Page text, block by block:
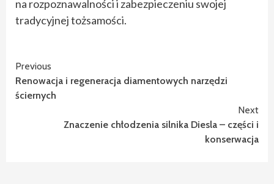
na rozpoznawalności i zabezpieczeniu swojej
tradycyjnej tożsamości.
Continue
Reading
Previous
Renowacja i regeneracja diamentowych narzędzi
ściernych
Next
Znaczenie chłodzenia silnika Diesla – części i
konserwacja